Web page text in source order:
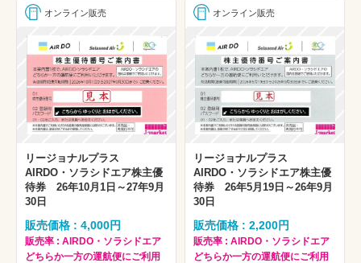
オンライン販売
リージョナルプラス
AIRDO・ソラシドエア株主優
待券 26年10月1日～27年9月
30日
販売価格 : 4,000円
販売率 : AIRDO・ソラシドエア
どちらか一方の運航便にご利用
オンライン販売
リージョナルプラス
AIRDO・ソラシドエア株主優
待券 26年5月19日～26年9月
30日
販売価格 : 2,200円
販売率 : AIRDO・ソラシドエア
どちらか一方の運航便にご利用